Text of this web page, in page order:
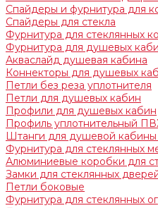
Спайдеры и фурнитура для
Спайдеры для стекла
Фурнитура для стеклянных
Фурнитура для душевых
Акваслайд душевая кабина
Коннекторы для душевых
Петли без реза уплотнителя
Петли для душевых кабин
Профили для душевых кабин
Профиль уплотнительный
Штанги для душевой кабины
Фурнитура для стеклянных
Алюминиевые коробки для
Замки для стеклянных
Петли боковые
Фурнитура для стеклянных